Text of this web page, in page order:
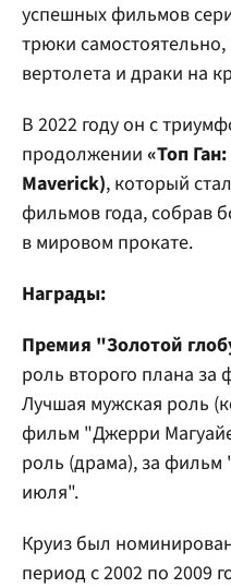
успешных фильмов
трюки
вертолета и драки на
В 2022 году он с
продолжении «Топ
Maverick), который
фильмов года, собрав
в мировом прокате.
Награды:
Премия "Золотой
роль второго плана
Лучшая мужская роль
фильм "Джерри
роль (драма), за
июля".
Круиз был
период с 2002 по 2009